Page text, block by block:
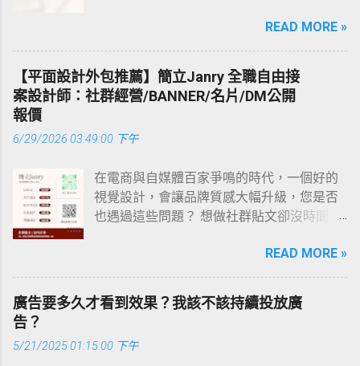
骨銘心，早安！ 剛而不傲，和而不阿，直而
會有變化，期待是一件值得的事情。新的一
天，新的開始，早安。 路不在腳下，路在心
全新的開始，每一天都會有最好運氣。 美好
連。 【定時香氛蠟燭燈】生日送禮首選、融
蠟燈、簡約時尚心情好 (點我) 早安問候，祝
福心語送上，願你幸福健康每一天。 我們最
倒之後都爬起來。早安，加油！我親愛的朋
切重新開始！ 唯有日積月累的堅持，才會有
長，痛而不言是一種歷練，早安！ 做個灑脫
認真生活過的人，都能成為獨一無二的主
角。 我會一直努力下去，每天充滿動力，沿
途春暖花開。 遇見的人，都成了過往；走過
的路，都成了勳章。 人一旦墮落，即使是短
要做的事，永遠不能停下來。 你背不下來的
書，總有人能背下來，你做不出來的題，總
有人能做出來，你願意拖到明天的事，總有
人今天努力做完，你想去的學校別人也想
去，你想過的人生別人也想過。 不管前方的
路有多苦，只要走的方向正確，不管多麼崎
苗助長，不要急於求成，只要一點一點去
如果一個人必須完成一件自己不喜歡的事 ,，
中，新社群是一個新開始，已經有一群人開
始在佈局Threads的市場，等待時間的發酵，
今天就針對現階段的演算法來做分析，都是
實測筆記整理可以放心看😜 Threads演算法
大解析 會看這篇文章的人不外乎就是想知道
首先講一個大家都能懂的，只要有人對你的
在你的貼文停留比較久的時間，那麼你的這
篇貼文都能夠自動曝光出去，互動越多，曝
光時效越長，以此類推。 按讚、留言、轉
留時間， 在你的貼文停留比較久的時間，包
括 看貼文內容(長文) 看多張照片 回訪看貼文
看留言吃瓜vs打字很慢的人 在你的留言區論
題，但這只屬於表面上的邏輯，我們可以在
READ MORE »
【平面設計外包推薦】簡立Janry 全職自由接
案設計師：社群經營/BANNER/名片/DM公開
報價
6/29/2026 03:49:00 下午
在電商與自媒體百家爭鳴的時代，一個好的
視覺設計，會讓品牌質感大幅升級，您是否
也遇過這些問題？ 想做社群貼文卻沒時間，
想找設計師，卻總是遇到報價不透明、訊息
已讀不回、甚至結案前夕突然消失？ 請一個
專職設計師或小編發現人事成本太高，且公
司的製圖需求也沒有那麼大？ 嗨，我是 簡立
驗，是一位 全職接案的 獨立接案者 ， 自由
READ MORE »
廣告要多久才看到效果？我該不該持續投放廣
告？
5/21/2025 01:15:00 下午